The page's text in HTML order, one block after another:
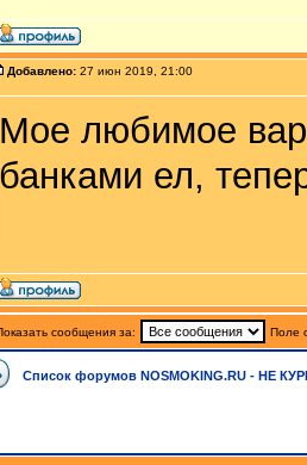
Добавлено: 27 июн 2019, 21:00
Мое любимое
банками ел,
сообщения за: Поле
Список форумов NOSMOKING.RU - НЕ